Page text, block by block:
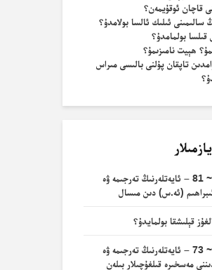
قاچان ئوقۇيمەن؟
سالىمىنى ئىلىك ئالسا بولامدۇ؟
قىلسا بولمامدۇ؟
ھېيت نامىزىمۇ؟
تاپقان پۇلنى بالىسى مىراس
ئەنئام، 74 ~ 81 – ئايەتلەرنىڭ تەرجىمە ۋە
(ئە.س) دىن مىسال
قېلىشقا بولمايدۇ؟
ئەنئام، 69 ~ 73 – ئايەتلەرنىڭ تەرجىمە ۋە
مەسخىرە قىلغۇچىلار بىلەن